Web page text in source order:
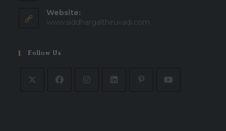
Website:
www.siddhargalthiruvadi.com
Follow Us